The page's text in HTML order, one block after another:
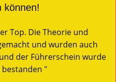
können!
Top. Die Theorie und
und wurden auch
der Führerschein wurde
"